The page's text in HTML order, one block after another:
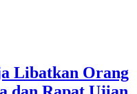
Libatkan Orang